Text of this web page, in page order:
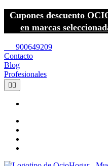
Cupones descuento
en marcas
900649209
Contacto
Blog
Profesionales
 